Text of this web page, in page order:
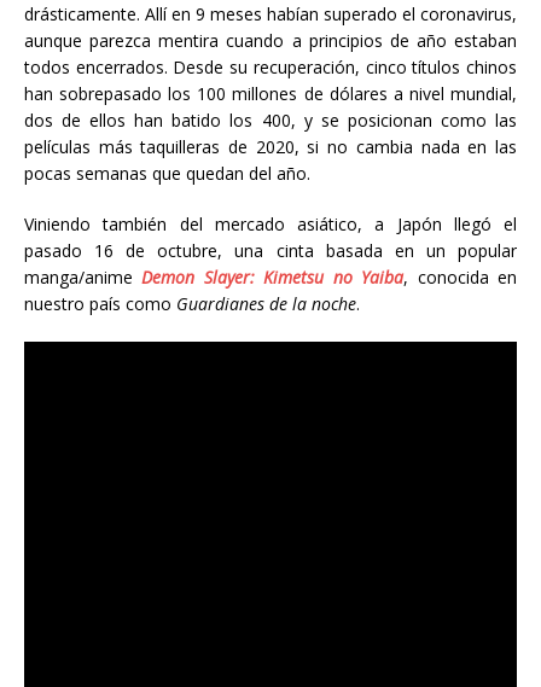
drásticamente. Allí en 9 meses habían superado el coronavirus,
aunque parezca mentira cuando a principios de año estaban
todos encerrados. Desde su recuperación, cinco títulos chinos
han sobrepasado los 100 millones de dólares a nivel mundial,
dos de ellos han batido los 400, y se posicionan como las
películas más taquilleras de 2020, si no cambia nada en las
pocas semanas que quedan del año.
Viniendo también del mercado asiático, a Japón llegó el
pasado 16 de octubre, una cinta basada en un popular
manga/animeDemon Slayer: Kimetsu no Yaiba, conocida en
nuestro país como Guardianes de la noche.